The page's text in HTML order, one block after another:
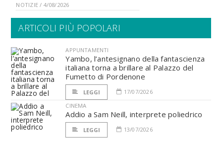
NOTIZIE / 4/08/2026
ARTICOLI PIÙ POPOLARI
APPUNTAMENTI
Yambo, l’antesignano della fantascienza
italiana torna a brillare al Palazzo del
Fumetto di Pordenone
LEGGI
17/07/2026
CINEMA
Addio a Sam Neill, interprete poliedrico
LEGGI 13/07/2026